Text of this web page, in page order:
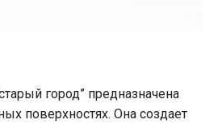
город” предназначена
поверхностях. Она создает